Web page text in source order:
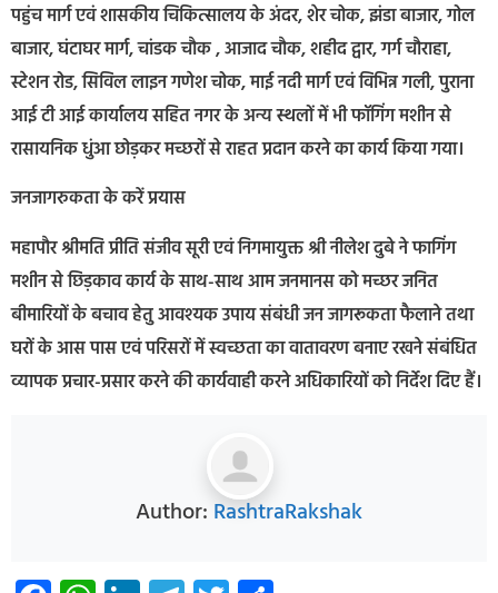
पहुंच मार्ग एवं शासकीय चिकित्सालय के अंदर, शेर चोक, झंडा बाजार, गोल
बाजार, घंटाघर मार्ग, चांडक चौक , आजाद चौक, शहीद द्वार, गर्ग चौराहा,
स्टेशन रोड, सिविल लाइन गणेश चोक, माई नदी मार्ग एवं विभिन्न गली, पुराना
आई टी आई कार्यालय सहित नगर के अन्य स्थलों में भी फॉगिंग मशीन से
रासायनिक धुंआ छोड़कर मच्छरों से राहत प्रदान करने का कार्य किया गया।
जनजागरुकता के करें प्रयास
महापौर श्रीमति प्रीति संजीव सूरी एवं निगमायुक्त श्री नीलेश दुबे ने फागिंग
मशीन से छिड़काव कार्य के साथ-साथ आम जनमानस को मच्छर जनित
बीमारियों के बचाव हेतु आवश्यक उपाय संबंधी जन जागरूकता फैलाने तथा
घरों के आस पास एवं परिसरों में स्वच्छता का वातावरण बनाए रखने संबंधित
व्यापक प्रचार-प्रसार करने की कार्यवाही करने अधिकारियों को निर्देश दिए हैं।
Author: RashtraRakshak